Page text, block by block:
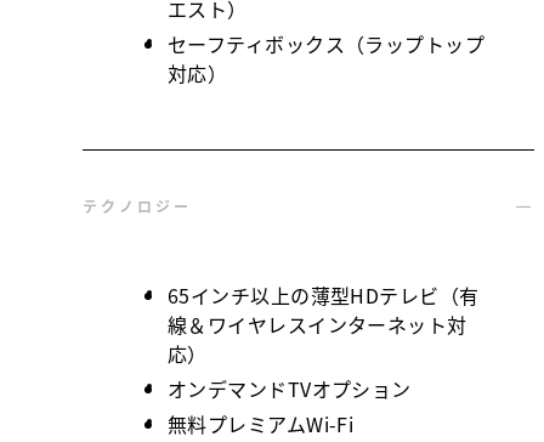
エスト）
セーフティボックス（ラップトップ
対応）
テクノロジー
65インチ以上の薄型HDテレビ（有
線＆ワイヤレスインターネット対
応）
オンデマンドTVオプション
無料プレミアムWi-Fi